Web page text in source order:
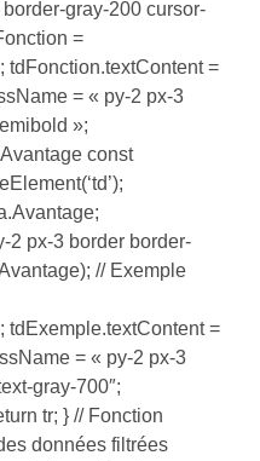
gray-200 cursor-
=
tdFonction.textContent =
= « py-2 px-3
»;
const
2 px-3 border border-
// Exemple
tdExemple.textContent =
= « py-2 px-3
gray-700″;
tr; } // Fonction
données filtrées